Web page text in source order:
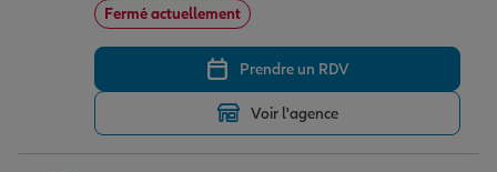
Tous nos devis d'assurance
Fermé actuellement
Prendre un RDV
Voir l'agence